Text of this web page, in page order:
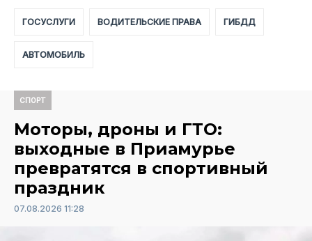
ГОСУСЛУГИ ВОДИТЕЛЬСКИЕ ПРАВА ГИБДД
АВТОМОБИЛЬ
СПОРТ
Моторы, дроны и ГТО:
выходные в Приамурье
превратятся в спортивный
праздник
07.08.2026 11:28